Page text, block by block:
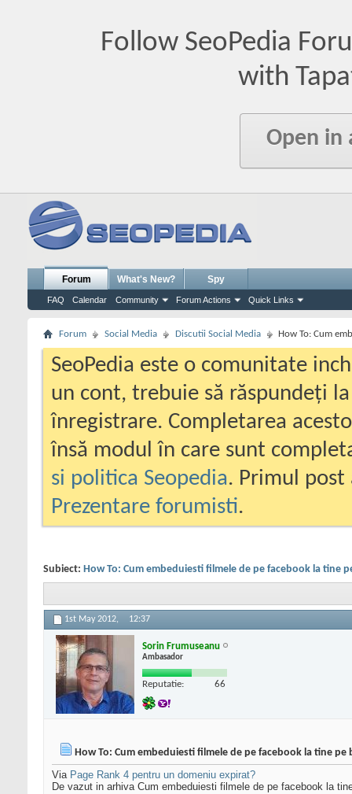
Follow SeoPedia
with
Open in
Forum
FAQ Calendar Community Forum Actions Quick Links
What's New? Spy
Forum Social Media Discutii Social Media How To: Cum
SeoPedia este o comunitate
un cont, trebuie să răspundeți
înregistrare. Completarea
însă modul în care sunt
si politica Seopedia. Primul
Prezentare forumisti.
Subiect: How To: Cum embeduiesti filmele de pe facebook la tine
1st May 2012, 12:37
Sorin Frumuseanu
Ambasador
Reputatie: 66
How To: Cum embeduiesti filmele de pe facebook la tine pe
Via Page Rank 4 pentru un domeniu expirat?
De vazut in arhiva Cum embeduiesti filmele de pe facebook la